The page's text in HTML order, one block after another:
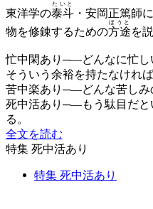
東洋学の泰斗
たいと
・安岡正篤師
物を修錬するための方途
ほうと
を
忙中閑あり─―どんなに忙し
そういう余裕を持たなければ
苦中楽あり─―どんな苦しみ
死中活あり─―もう駄目だと
る。
全文を読む
特集 死中活あり
特集 死中活あり